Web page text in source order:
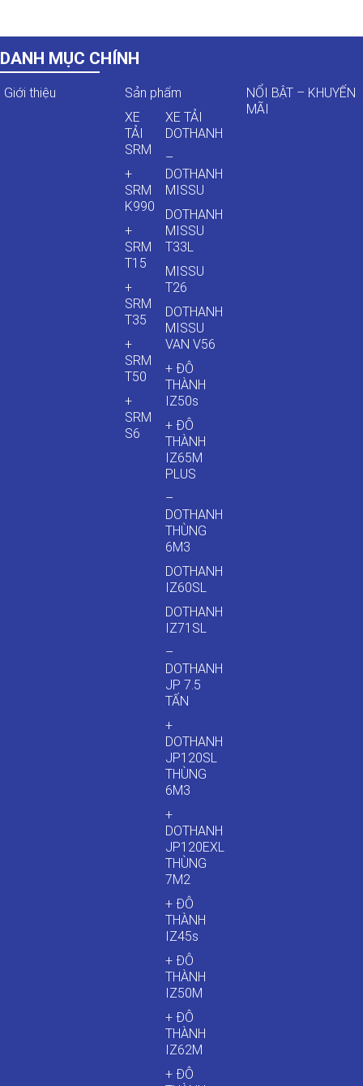
DANH MỤC CHÍNH
Giới thiệu
Sản phẩm
XE
TẢI
SRM
+
SRM
K990
+
SRM
T15
+
SRM
T35
+
SRM
T50
+
SRM
S6
XE TẢI
DOTHANH
–
DOTHANH
MISSU
DOTHANH
MISSU
T33L
MISSU
T26
DOTHANH
MISSU
VAN V56
+ ĐÔ
THÀNH
IZ50s
+ ĐÔ
THÀNH
IZ65M
PLUS
–
DOTHANH
THÙNG
6M3
DOTHANH
IZ60SL
DOTHANH
IZ71SL
–
DOTHANH
JP 7.5
TẤN
+
DOTHANH
JP120SL
THÙNG
6M3
+
DOTHANH
JP120EXL
THÙNG
7M2
+ ĐÔ
THÀNH
IZ45s
+ ĐÔ
THÀNH
IZ50M
+ ĐÔ
THÀNH
IZ62M
+ ĐÔ
NỔI BẬT – KHUYẾN
MÃI